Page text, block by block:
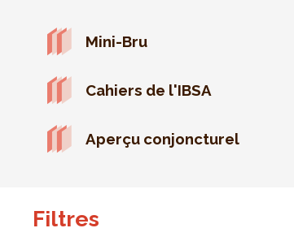
Mini-Bru
Cahiers de l'IBSA
Aperçu conjoncturel
Filtres